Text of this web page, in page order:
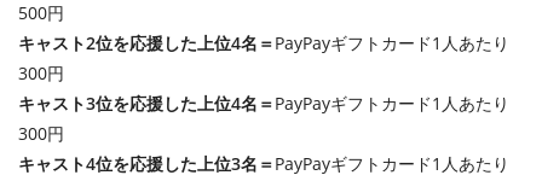
500円
キャスト2位を応援した上位4名＝PayPayギフトカード1人あたり
300円
キャスト3位を応援した上位4名＝PayPayギフトカード1人あたり
300円
キャスト4位を応援した上位3名＝PayPayギフトカード1人あたり